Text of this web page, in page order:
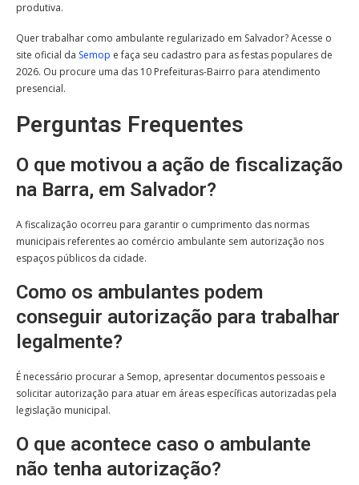
produtiva.
Quer trabalhar como ambulante regularizado em Salvador? Acesse o
site oficial da Semop e faça seu cadastro para as festas populares de
2026. Ou procure uma das 10 Prefeituras-Bairro para atendimento
presencial.
Perguntas Frequentes
O que motivou a ação de fiscalização
na Barra, em Salvador?
A fiscalização ocorreu para garantir o cumprimento das normas
municipais referentes ao comércio ambulante sem autorização nos
espaços públicos da cidade.
Como os ambulantes podem
conseguir autorização para trabalhar
legalmente?
É necessário procurar a Semop, apresentar documentos pessoais e
solicitar autorização para atuar em áreas específicas autorizadas pela
legislação municipal.
O que acontece caso o ambulante
não tenha autorização?